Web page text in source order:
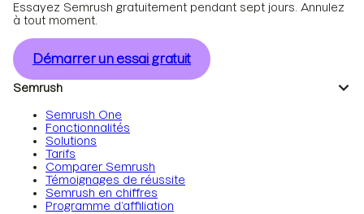
Essayez Semrush gratuitement pendant sept jours. Annulez
à tout moment.
Démarrer un essai gratuit
Semrush
Semrush One
Fonctionnalités
Solutions
Tarifs
Comparer Semrush
Témoignages de réussite
Semrush en chiffres
Programme d’affiliation